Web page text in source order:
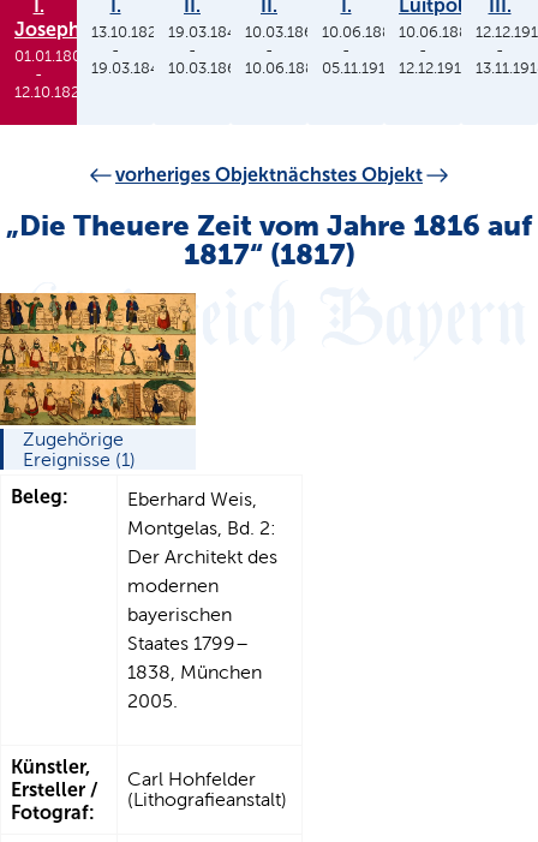
I.
Joseph
01.01.1806
-
12.10.1825
I.
13.10.1825
-
19.03.1848
II.
19.03.1848
-
10.03.1864
II.
10.03.1864
-
10.06.1886
I.
10.06.1886
-
05.11.1913
Luitpold
10.06.1886
-
12.12.1912
III.
-
vorheriges Objektnächstes Objekt
„Die Theuere Zeit vom Jahre 1816 auf
1817“ (1817)
Zugehörige
Ereignisse (1)
Beleg:
Eberhard Weis,
Montgelas, Bd. 2:
Der Architekt des
modernen
bayerischen
Staates 1799–
1838, München
2005.
Künstler,
Ersteller /
Fotograf:
Carl Hohfelder
(Lithografieanstalt)